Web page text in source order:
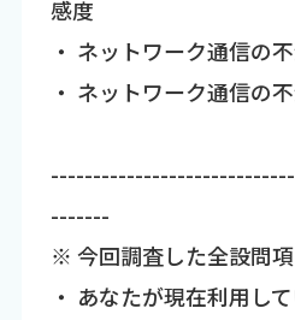
感度
・ ネットワーク通信の
・ ネットワーク通信の
-------
※ 今回調査した全設問
・ あなたが現在利用し